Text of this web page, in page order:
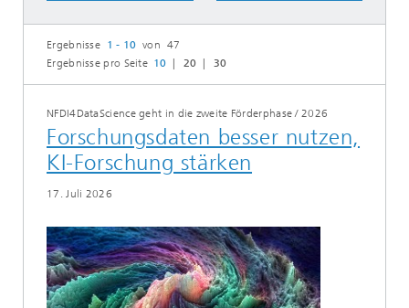
Ergebnisse 1 - 10 von 47
Ergebnisse pro Seite 10 20 30
NFDI4DataScience geht in die zweite Förderphase/2026
Forschungsdaten besser nutzen,
KI-Forschung stärken
17. Juli 2026